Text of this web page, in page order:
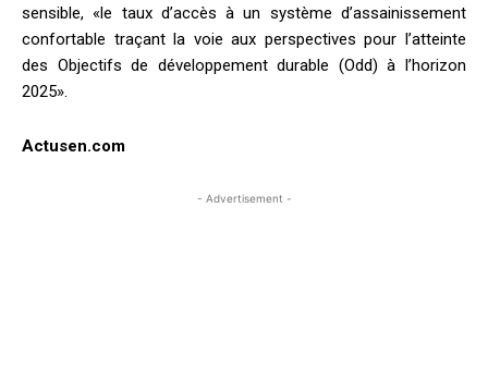
sensible, «le taux d’accès à un système d’assainissement
confortable traçant la voie aux perspectives pour l’atteinte
des Objectifs de développement durable (Odd) à l’horizon
2025».
Actusen.com
- Advertisement -